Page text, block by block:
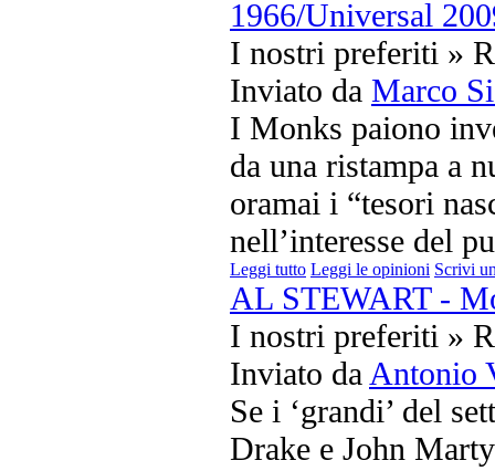
1966/Universal
I nostri preferiti »
Inviato da Marco
I Monks paiono
da una ristampa a
oramai i “tesori
nell’interesse del
Leggi tutto Leggi le opinioni Scrivi
AL STEWART -
I nostri preferiti »
Inviato da Antonio
Se i ‘grandi’ del
Drake e John